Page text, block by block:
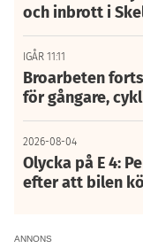
och inbrott i
IGÅR 11:11
Broarbeten
för gångare,
2026-08-04
Olycka på E 4:
efter att bilen
ANNONS